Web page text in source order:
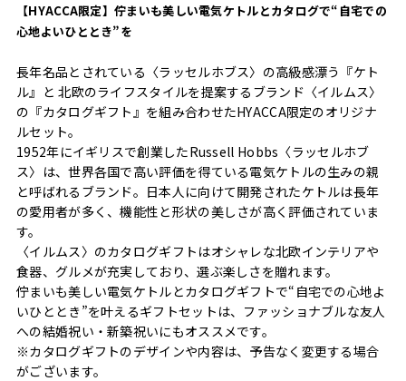
【HYACCA限定】佇まいも美しい電気ケトルとカタログで“自宅での
心地よいひととき”を
長年名品とされている〈ラッセルホブス〉の⾼級感漂う『ケト
ル』と 北欧のライフスタイルを提案するブランド〈イルムス〉
の『カタログギフト』を組み合わせたHYACCA限定のオリジナ
ルセット。
1952年にイギリスで創業したRussell Hobbs〈ラッセルホブ
ス〉は、世界各国で高い評価を得ている電気ケトルの生みの親
と呼ばれるブランド。日本人に向けて開発されたケトルは長年
の愛用者が多く、機能性と形状の美しさが高く評価されていま
す。
〈イルムス〉のカタログギフトはオシャレな北欧インテリアや
食器、グルメが充実しており、選ぶ楽しさを贈れます。
佇まいも美しい電気ケトルとカタログギフトで“自宅での心地よ
いひととき”を叶えるギフトセットは、ファッショナブルな友人
への結婚祝い・新築祝いにもオススメです。
※カタログギフトのデザインや内容は、予告なく変更する場合
がございます。